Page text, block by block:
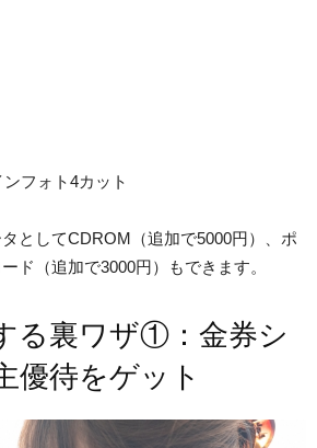
フォト4カット
としてCDROM（追加で5000円）、ポ
ド（追加で3000円）もできます。
る裏ワザ①：金券シ
優待をゲット